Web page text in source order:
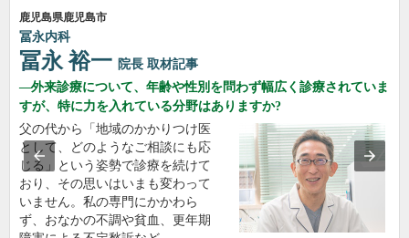
鹿児島県鹿児島市
冨永内科
冨永 裕一 院長 取材記事
外来診療について、年齢や性別を問わず幅広く診療されていま
すが、特に力を入れている分野はありますか?
父の代から「地域のかかりつけ医
として、どのようなご相談にも応
じる」という姿勢で診療を続けて
おり、その思いはいまも変わって
いません。私の専門にかかわら
ず、おなかの不調や貧血、更年期